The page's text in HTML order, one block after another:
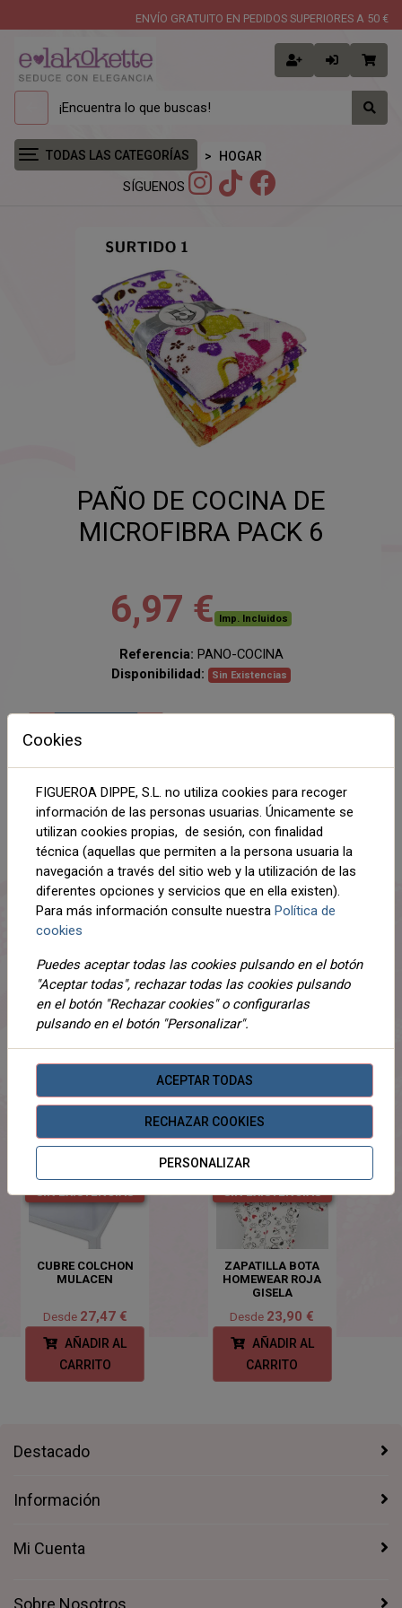
ENVÍO GRATUITO EN PEDIDOS SUPERIORES A 50 €
TODAS LAS CATEGORÍAS HOGAR
SÍGUENOS
PAÑO DE COCINA DE
MICROFIBRA PACK 6
6,97 € Imp. Incluidos
Referencia: PANO-COCINA
Disponibilidad:
Sin Existencias
Compartir
DESCRIPCIÓN
DETALLES
OPINIONES
¡Este producto no tiene descripción!
RELACIONADOS
SIN EXISTENCIAS
CUBRE COLCHON
MULACEN
Desde 27,47 €
AÑADIR AL
CARRITO
NOVEDADES
SIN EXISTENCIAS
ZAPATILLA BOTA
HOMEWEAR ROJA
GISELA
Desde 23,90 €
AÑADIR AL
CARRITO
Destacado
Información
Mi Cuenta
Sobre Nosotros
Cookies
FIGUEROA DIPPE, S.L. no utiliza cookies para recoger
información de las personas usuarias. Únicamente se
utilizan cookies propias, de sesión, con finalidad
técnica (aquellas que permiten a la persona usuaria la
navegación a través del sitio web y la utilización de las
diferentes opciones y servicios que en ella existen).
Para más información consulte nuestra Política de
cookies
Puedes aceptar todas las cookies pulsando en el botón
"Aceptar todas", rechazar todas las cookies pulsando
en el botón "Rechazar cookies" o configurarlas
pulsando en el botón "Personalizar".
ACEPTAR TODAS
RECHAZAR COOKIES
PERSONALIZAR